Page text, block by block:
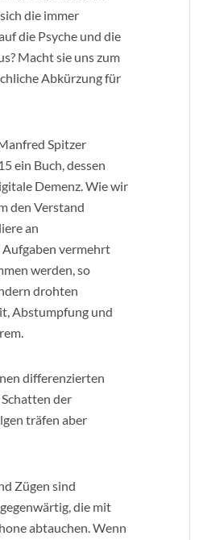
die immer
die Psyche und die
Macht sie uns zum
Abkürzung für
Spitzer
ein Buch, dessen
Demenz. Wie wir
den Verstand
an
vermehrt
werden, so
drohten
Abstumpfung und
differenzierten
der
träfen aber
Zügen sind
die mit
abtauchen. Wenn